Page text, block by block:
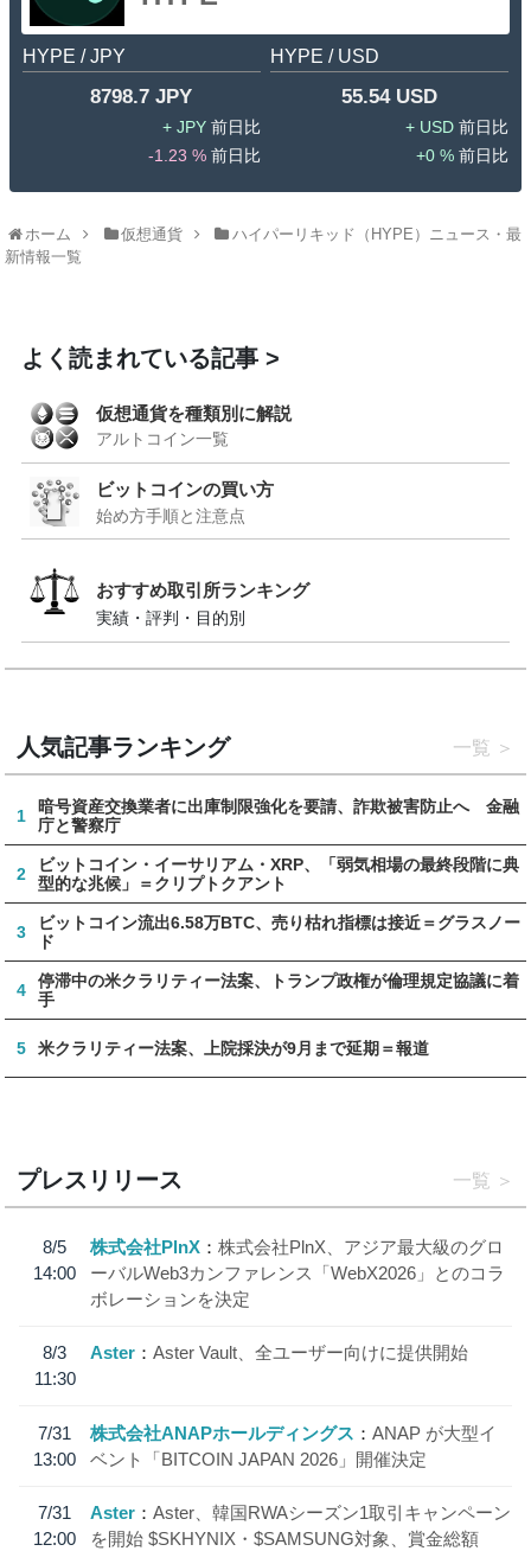
HYPE / JPY
8798.7 JPY
JPY
-1.23 %
HYPE / USD
55.54 USD
USD
0 %
ホーム 仮想通貨
ハイパーリキッド（HYPE）ニュース・最
新情報一覧
よく読まれている記事
仮想通貨を種類別に解説
アルトコイン一覧
ビットコインの買い方
始め方手順と注意点
おすすめ取引所ランキング
実績・評判・目的別
人気記事ランキング 一覧
1
暗号資産交換業者に出庫制限強化を要請、詐欺被害防止へ 金融
庁と警察庁
2
ビットコイン・イーサリアム・XRP、「弱気相場の最終段階に典
型的な兆候」＝クリプトクアント
3
ビットコイン流出6.58万BTC、売り枯れ指標は接近＝グラスノー
ド
4
停滞中の米クラリティー法案、トランプ政権が倫理規定協議に着
手
5 米クラリティー法案、上院採決が9月まで延期＝報道
プレスリリース 一覧
8/5
14:00
株式会社PlnX
株式会社PlnX、アジア最大級のグロ
ーバルWeb3カンファレンス「WebX2026」とのコラ
ボレーションを決定
8/3
11:30
Aster Aster Vault、全ユーザー向けに提供開始
7/31
13:00
株式会社ANAPホールディングス
ANAP が大型イ
ベント「BITCOIN JAPAN 2026」開催決定
7/31
12:00
Aster
Aster、韓国RWAシーズン1取引キャンペーン
を開始 $SKHYNIX・$SAMSUNG対象、賞金総額